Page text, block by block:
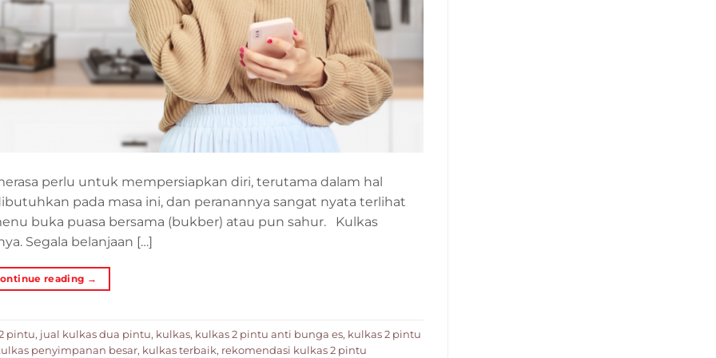
perlu untuk mempersiapkan diri, terutama dalam hal
pada masa ini, dan peranannya sangat nyata terlihat
buka puasa bersama (bukber) atau pun sahur. Kulkas
Segala belanjaan […]
reading →
pintu, jual kulkas dua pintu, kulkas, kulkas 2 pintu anti bunga es, kulkas 2 pintu
penyimpanan besar, kulkas terbaik, rekomendasi kulkas 2 pintu